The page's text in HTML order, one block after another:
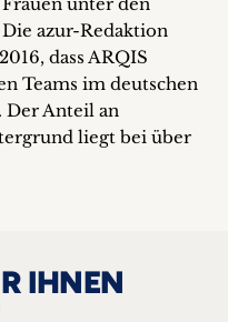
azur-Redaktion
dass ARQIS
Teams im deutschen
Der Anteil an
liegt bei über
IHNEN